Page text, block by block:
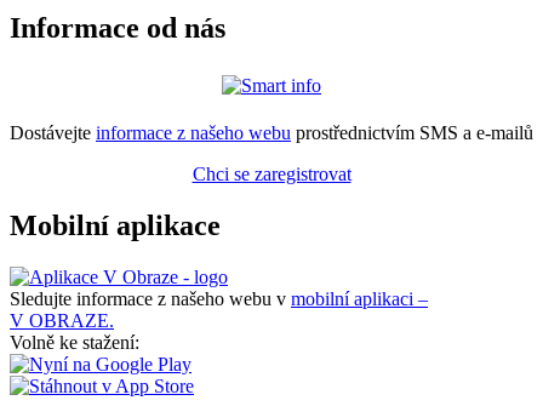
Informace od nás
Dostávejte informace z našeho webu prostřednictvím SMS a e-mailů
Chci se zaregistrovat
Mobilní aplikace
Sledujte informace z našeho webu v mobilní aplikaci –
V OBRAZE.
Volně ke stažení: